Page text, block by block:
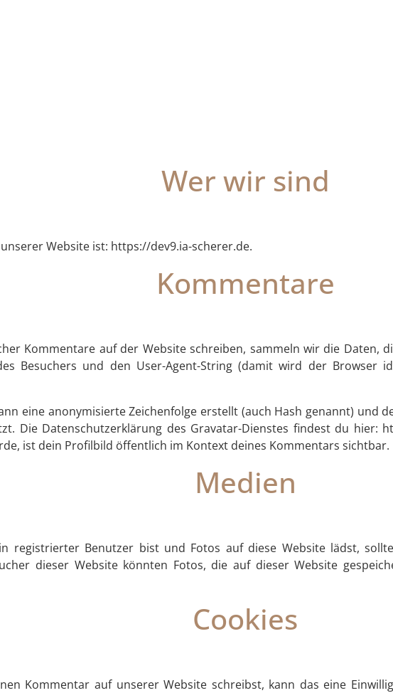
Wer wir sind
Website ist: https://dev9.ia-scherer.de.
Kommentare
Kommentare auf der Website schreiben, sammeln wir die Daten,
Besuchers und den User-Agent-String (damit wird der Browser
eine anonymisierte Zeichenfolge erstellt (auch Hash genannt) und
Die Datenschutzerklärung des Gravatar-Dienstes findest du hier:
ist dein Profilbild öffentlich im Kontext deines Kommentars sichtbar.
Medien
registrierter Benutzer bist und Fotos auf diese Website lädst,
dieser Website könnten Fotos, die auf dieser Website
Cookies
Kommentar auf unserer Website schreibst, kann das eine